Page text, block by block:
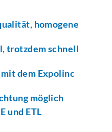
homogene
trotzdem schnell
dem Expolinc
möglich
und ETL